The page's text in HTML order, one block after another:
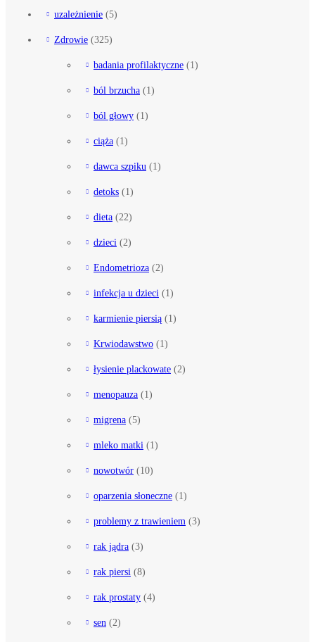
uzależnienie (5)
Zdrowie (325)
badania profilaktyczne (1)
ból brzucha (1)
ból głowy (1)
ciąża (1)
dawca szpiku (1)
detoks (1)
dieta (22)
dzieci (2)
Endometrioza (2)
infekcja u dzieci (1)
karmienie piersią (1)
Krwiodawstwo (1)
łysienie plackowate (2)
menopauza (1)
migrena (5)
mleko matki (1)
nowotwór (10)
oparzenia słoneczne (1)
problemy z trawieniem (3)
rak jądra (3)
rak piersi (8)
rak prostaty (4)
sen (2)